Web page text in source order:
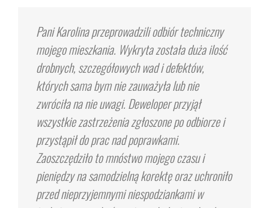
Pani Karolina przeprowadzili odbiór techniczny
mojego mieszkania. Wykryta została duża ilość
drobnych, szczegółowych wad i defektów,
których sama bym nie zauważyła lub nie
zwróciła na nie uwagi. Deweloper przyjął
wszystkie zastrzeżenia zgłoszone po odbiorze i
przystąpił do prac nad poprawkami.
Zaoszczędziło to mnóstwo mojego czasu i
pieniędzy na samodzielną korektę oraz uchroniło
przed nieprzyjemnymi niespodziankami w